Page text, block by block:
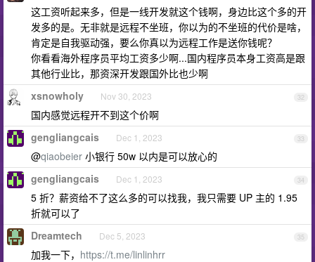
这工资听起来多，但是一线开发就这个钱啊，身边比这个多的开
发多的是。无非就是远程不坐班，你以为的不坐班的代价是啥，
肯定是自我驱动强，要么你真以为远程工作是送你钱呢？
你看看海外程序员平均工资多少啊...国内程序员本身工资高是跟
其他行业比，那资深开发跟国外比也少啊
32
xsnowholy Nov 30, 2023
国内感觉远程开不到这个价啊
33
gengliangcais Dec 1, 2023
@qiaobeier 小银行 50w 以内是可以放心的
34
gengliangcais Dec 1, 2023
5 折？薪资给不了这么多的可以找我，我只需要 UP 主的 1.95
折就可以了
35
Dreamtech Dec 5, 2023
加我一下， https://t.me/linlinhrr